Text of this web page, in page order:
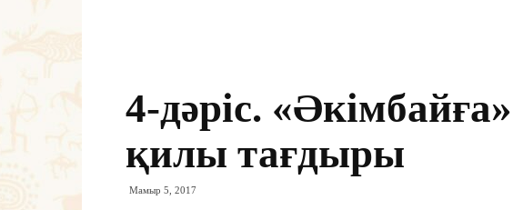
4-дәріс.
қилы тағдыры
Мамыр 5, 2017